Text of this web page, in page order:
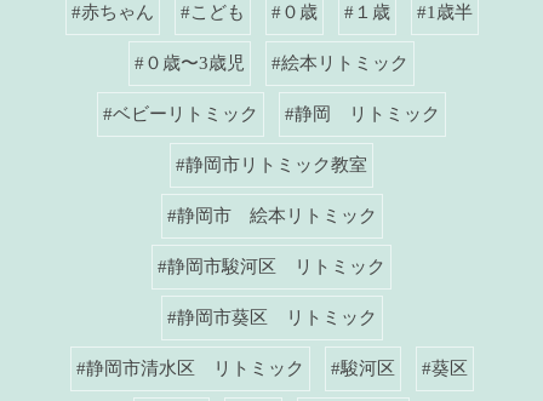
#赤ちゃん #こども #０歳 #１歳 #1歳半
#０歳〜3歳児 #絵本リトミック
#ベビーリトミック #静岡 リトミック
#静岡市リトミック教室
#静岡市 絵本リトミック
#静岡市駿河区 リトミック
#静岡市葵区 リトミック
#静岡市清水区 リトミック #駿河区 #葵区